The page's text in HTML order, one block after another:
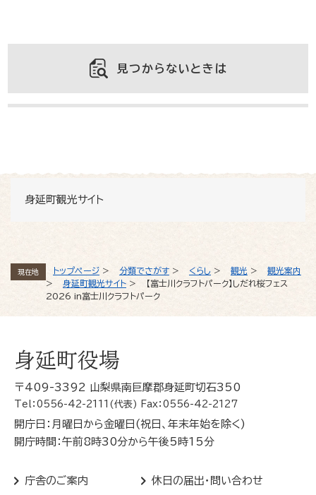
現在地 トップページ > 分類でさがす > くらし > 観光 >
観光案内
>
身延町観光サイト >
【富士川クラフトパーク】しだれ桜フェス
2026 in富士川クラフトパーク
見つからないときは
身延町観光サイト
身延町役場
〒409-3392 山梨県南巨摩郡身延町切石350
Tel：0556-42-2111(代表) Fax：0556-42-2127
開庁日：月曜日から金曜日(祝日、年末年始を除く)
開庁時間：午前8時30分から午後5時15分
庁舎のご案内 休日の届出・問い合わせ